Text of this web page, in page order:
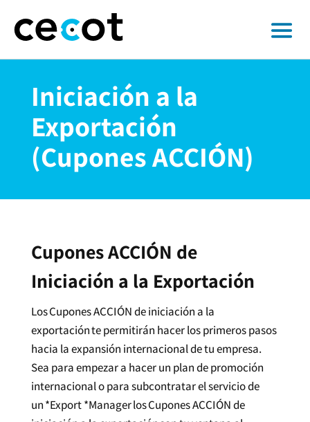
Iniciación a la
Exportación
(Cupones ACCIÓN)
Cupones ACCIÓN de
Iniciación a la Exportación
Los Cupones ACCIÓN de iniciación a la
exportación te permitirán hacer los primeros pasos
hacia la expansión internacional de tu empresa.
Sea para empezar a hacer un plan de promoción
internacional o para subcontratar el servicio de
un *Export *Manager los Cupones ACCIÓN de